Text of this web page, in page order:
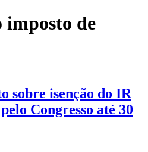
imposto de
sobre isenção do IR
Congresso até 30